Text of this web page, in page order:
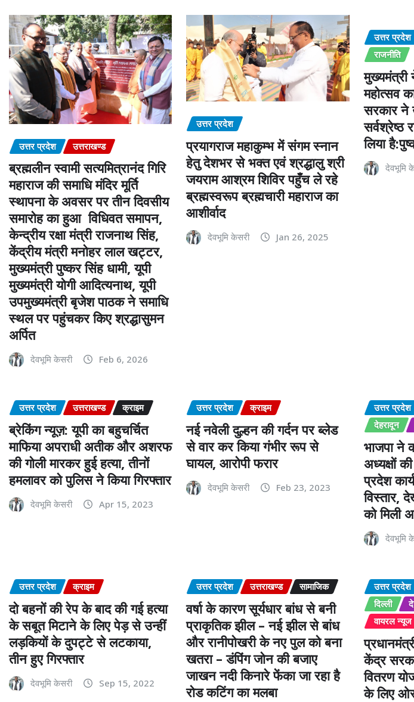
उत्तर प्रदेश उत्तराखण्ड
ब्रह्मलीन स्वामी सत्यमित्रानंद गिरि
महाराज की समाधि मंदिर मूर्ति
स्थापना के अवसर पर तीन दिवसीय
समारोह का हुआ विधिवत समापन,
केन्द्रीय रक्षा मंत्री राजनाथ सिंह,
केंद्रीय मंत्री मनोहर लाल खट्टर,
मुख्यमंत्री पुष्कर सिंह धामी, यूपी
मुख्यमंत्री योगी आदित्यनाथ, यूपी
उपमुख्यमंत्री बृजेश पाठक ने समाधि
स्थल पर पहुंचकर किए श्रद्धासुमन
अर्पित
देवभूमि केसरी Feb 6, 2026
उत्तर प्रदेश
प्रयागराज महाकुम्भ में संगम स्नान
हेतु देशभर से भक्त एवं श्रद्धालु श्री
जयराम आश्रम शिविर पहुँच ले रहे
ब्रह्मस्वरूप ब्रह्मचारी महाराज का
आशीर्वाद
देवभूमि केसरी Jan 26, 2025
उत्तर प्रदेश
राजनीति
महोत्सव
सरकार ने
सर्वश्रेष्ठ
लिया
देवभूमि
उत्तर प्रदेश उत्तराखण्ड क्राइम
ब्रेकिंग न्यूज़: यूपी का बहुचर्चित
माफिया अपराधी अतीक और अशरफ
की गोली मारकर हुई हत्या, तीनों
हमलावर को पुलिस ने किया गिरफ्तार
देवभूमि केसरी Apr 15, 2023
उत्तर प्रदेश क्राइम
नई नवेली दुल्हन की गर्दन पर ब्लेड
से वार कर किया गंभीर रूप से
घायल, आरोपी फरार
देवभूमि केसरी Feb 23, 2023
उत्तर प्रदेश
देहरादून
भाजपा ने
अध्यक्षों
प्रदेश
विस्तार,
को मिली
देवभूमि
उत्तर प्रदेश क्राइम
दो बहनों की रेप के बाद की गई हत्या
के सबूत मिटाने के लिए पेड़ से उन्हीं
लड़कियों के दुपट्टे से लटकाया,
तीन हुए गिरफ्तार
देवभूमि केसरी Sep 15, 2022
उत्तर प्रदेश उत्तराखण्ड सामाजिक
वर्षा के कारण सूर्यधार बांध से बनी
प्राकृतिक झील – नई झील से बांध
और रानीपोखरी के नए पुल को बना
खतरा – डंपिंग जोन की बजाए
जाखन नदी किनारे फेंका जा रहा है
रोड कटिंग का मलबा
उत्तर प्रदेश
दिल्ली
वायरल न्यूज
केंद्र
वितरण
के लिए